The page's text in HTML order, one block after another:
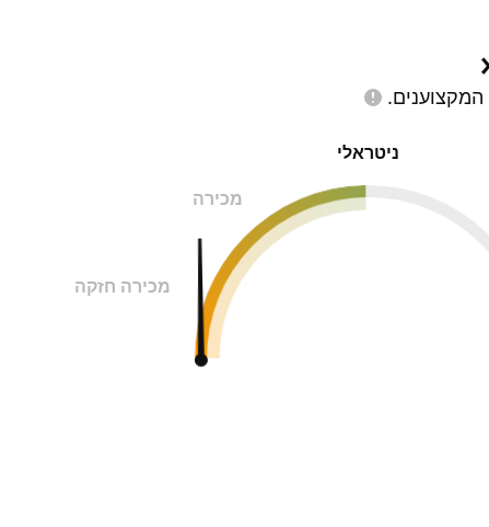
המקצוענים.
ניטראלי
מכירה
מכירה חזקה